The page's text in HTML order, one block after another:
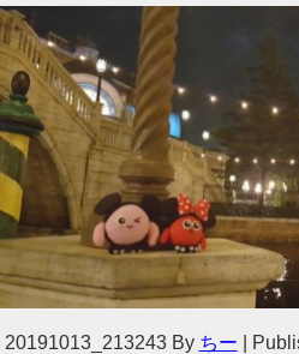
20191013_213243 By ちー